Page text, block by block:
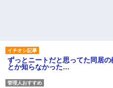
ずっとニートだと思ってた同居
とか知らなかった…